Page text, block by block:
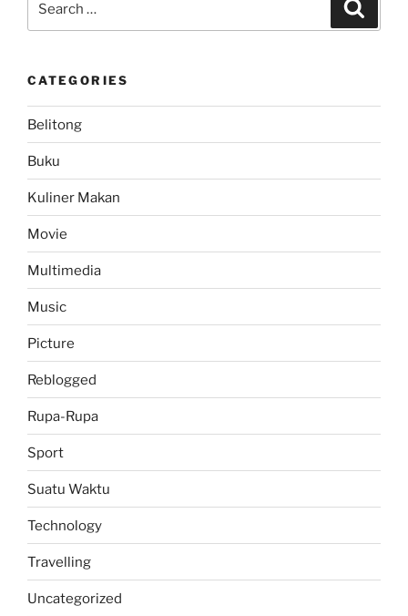
CATEGORIES
Belitong
Buku
Kuliner Makan
Movie
Multimedia
Music
Picture
Reblogged
Rupa-Rupa
Sport
Suatu Waktu
Technology
Travelling
Uncategorized